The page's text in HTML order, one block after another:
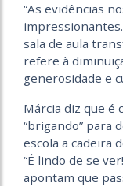
“As evidências
sala de aula
refere à
generosidade e
Márcia diz que é
“brigando” para
escola a cadeira
“É lindo de se
apontam que